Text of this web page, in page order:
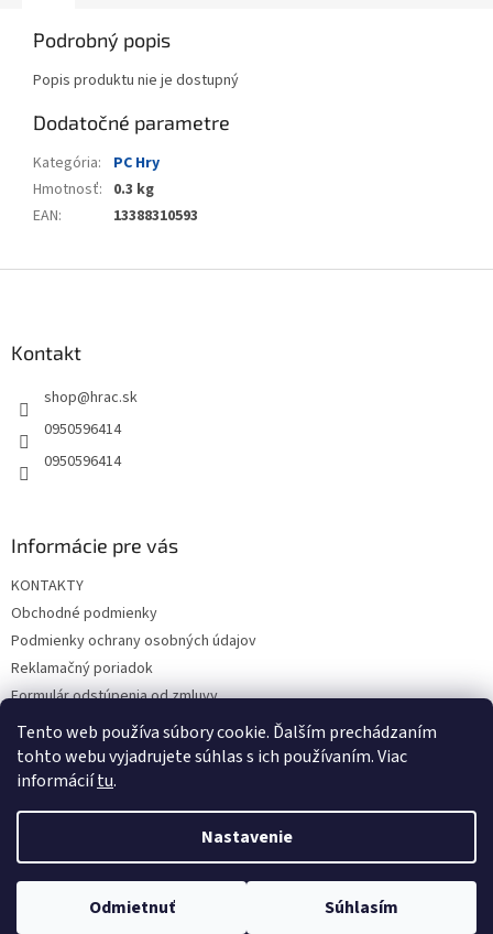
Tento web používa súbory cookie. Ďalším prechádzaním
tohto webu vyjadrujete súhlas s ich používaním. Viac
informáciítu.
Nastavenie
Odmietnuť Súhlasím
Podrobný popis
Popis produktu nie je dostupný
Dodatočné parametre
Kategória:
PC Hry
Hmotnosť: 0.3 kg
EAN: 13388310593
Kontakt
shop@hrac.sk
0950596414
0950596414
Informácie pre vás
KONTAKTY
Obchodné podmienky
Podmienky ochrany osobných údajov
Reklamačný poriadok
Formulár odstúpenia od zmluvy
Reklamačný formulár
Copyright 2026hrac.sk. Všetky práva vyhradené.Upraviť